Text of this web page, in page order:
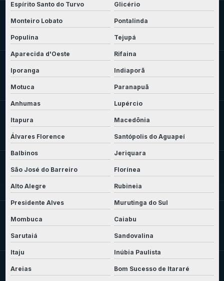
Espírito Santo do Turvo Glicério
Monteiro Lobato Pontalinda
Populina Tejupá
Aparecida d'Oeste Rifaina
Iporanga Indiaporã
Motuca Paranapuã
Anhumas Lupércio
Itapura Macedônia
Álvares Florence Santópolis do Aguapeí
Balbinos Jeriquara
São José do Barreiro Florínea
Alto Alegre Rubineia
Presidente Alves Murutinga do Sul
Mombuca Caiabu
Sarutaiá Sandovalina
Itaju Inúbia Paulista
Areias Bom Sucesso de Itararé